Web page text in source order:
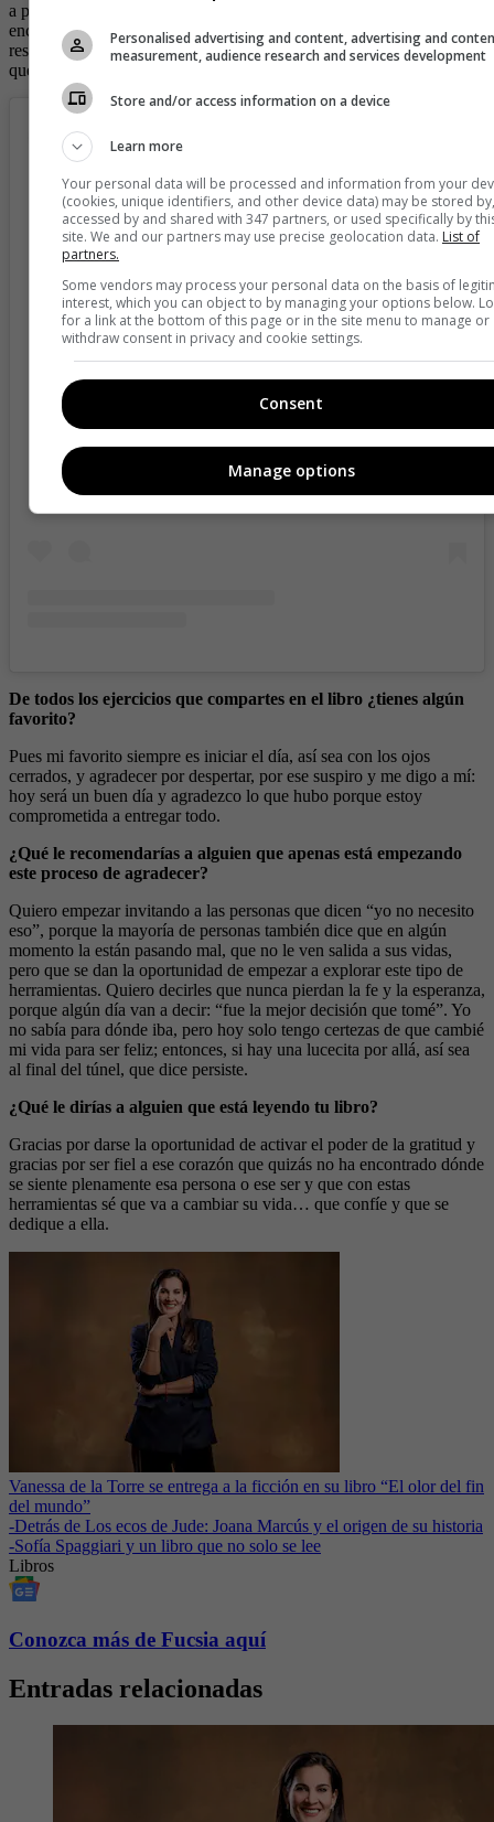
a partir de la gratitud se van desglosando muchos. En el libro van a
encontrar ejercicios del perdón, ejercicios del amor, ejercicios de
respiración, porque no creo en una ciencia absoluta, entonces ahí es
que van a encontrar ese botiquín de emergencia.
View this post on Instagram
De todos los ejercicios que compartes en el libro ¿tienes algún
favorito?
Pues mi favorito siempre es iniciar el día, así sea con los ojos
cerrados, y agradecer por despertar, por ese suspiro y me digo a mí:
hoy será un buen día y agradezco lo que hubo porque estoy
comprometida a entregar todo.
¿Qué le recomendarías a alguien que apenas está empezando
este proceso de agradecer?
Quiero empezar invitando a las personas que dicen “yo no necesito
eso”, porque la mayoría de personas también dice que en algún
momento la están pasando mal, que no le ven salida a sus vidas,
pero que se dan la oportunidad de empezar a explorar este tipo de
herramientas. Quiero decirles que nunca pierdan la fe y la esperanza,
porque algún día van a decir: “fue la mejor decisión que tomé”. Yo
no sabía para dónde iba, pero hoy solo tengo certezas de que cambié
mi vida para ser feliz; entonces, si hay una lucecita por allá, así sea
al final del túnel, que dice persiste.
¿Qué le dirías a alguien que está leyendo tu libro?
Gracias por darse la oportunidad de activar el poder de la gratitud y
gracias por ser fiel a ese corazón que quizás no ha encontrado dónde
se siente plenamente esa persona o ese ser y que con estas
herramientas sé que va a cambiar su vida… que confíe y que se
dedique a ella.
Vanessa de la Torre se entrega a la ficción en su libro “El olor del fin
del mundo”
-Detrás de Los ecos de Jude: Joana Marcús y el origen de su historia
-Sofía Spaggiari y un libro que no solo se lee
Libros
Conozca más de Fucsia aquí
Entradas relacionadas
Personalised advertising and content, advertising and
measurement, audience research and services development
Store and/or access information on a device
Learn more
Your personal data will be processed and information from your
(cookies, unique identifiers, and other device data) may be stored by,
accessed by and shared with 347 partners, or used specifically by
site. We and our partners may use precise geolocation data. List of
partners.
Some vendors may process your personal data on the basis of
interest, which you can object to by managing your options below.
for a link at the bottom of this page or in the site menu to manage or
withdraw consent in privacy and cookie settings.
Consent
Manage options